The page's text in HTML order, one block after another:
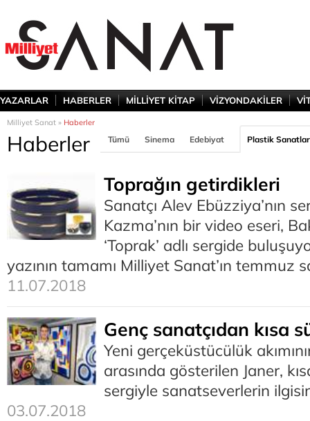
YAZARLAR HABERLER MİLLİYET KİTAP VİZYONDAKİLER
Milliyet Sanat » Haberler
Haberler Tümü Sinema Edebiyat Plastik Sanatlar
Toprağın getirdikleri
Sanatçı Alev Ebüzziya’nın
Kazma’nın bir video eseri,
‘Toprak’ adlı sergide
yazının tamamı Milliyet Sanat’ın temmuz
11.07.2018
Genç sanatçıdan kısa
Yeni gerçeküstücülük
arasında gösterilen Janer,
sergiyle sanatseverlerin
03.07.2018